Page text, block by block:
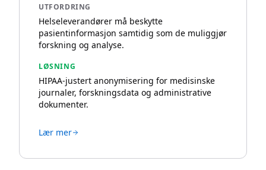
UTFORDRING
Helseleverandører må beskytte
pasientinformasjon samtidig som de muliggjør
forskning og analyse.
LØSNING
HIPAA-justert anonymisering for medisinske
journaler, forskningsdata og administrative
dokumenter.
Lær mer